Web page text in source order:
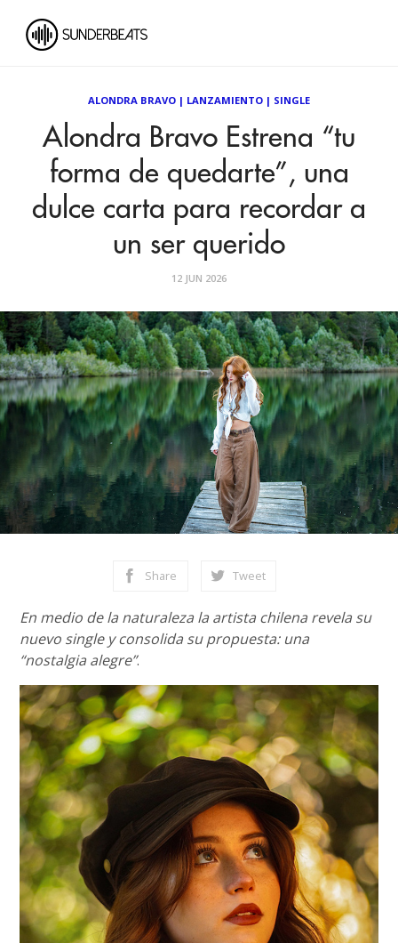
ALONDRA BRAVO | LANZAMIENTO | SINGLE
Alondra Bravo Estrena “tu
forma de quedarte”, una
dulce carta para recordar a
un ser querido
12 JUN 2026
Share Tweet
En medio de la naturaleza la artista chilena revela su
nuevo single y consolida su propuesta: una
“nostalgia alegre”.